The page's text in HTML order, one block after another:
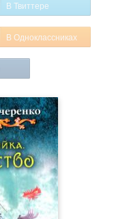
В Твиттере
В Одноклассниках